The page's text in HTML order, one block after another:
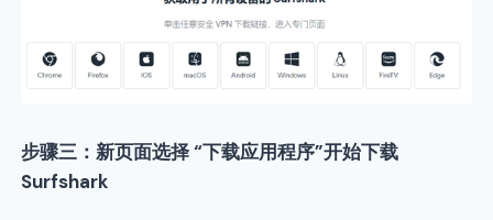
步骤三：新页面选择 “下载应用程序”开始下载
Surfshark